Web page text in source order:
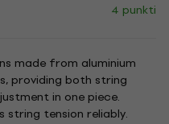
4 punkti
made from aluminium
providing both string
in one piece.
tension reliably.